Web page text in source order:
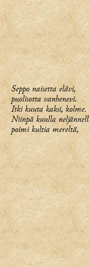
Seppo naisetta elävi,
puolisotta vanhenevi.
Itki kuuta kaksi, kolme.
Niinpä kuulla
poimi kultia mereltä,